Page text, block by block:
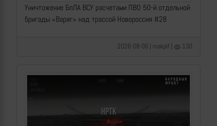
Уничтожение БпЛА ВСУ расчетами ПВО 50-й отдельной
бригады «Варяг» над трассой Новороссия #28
2026-08-06 | makpif | 130